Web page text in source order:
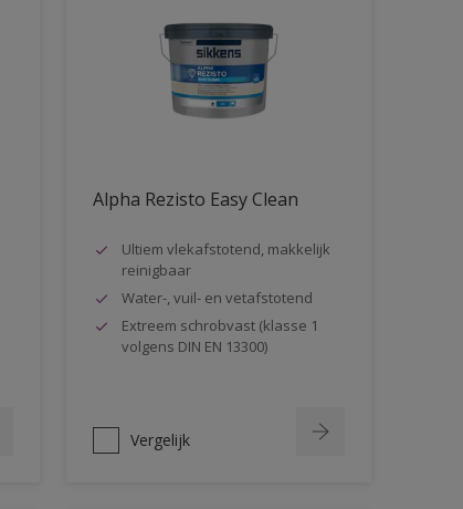
Alpha Rezisto Easy Clean
Ultiem vlekafstotend, makkelijk
reinigbaar
Water-, vuil- en vetafstotend
Extreem schrobvast (klasse 1
volgens DIN EN 13300)
Vergelijk